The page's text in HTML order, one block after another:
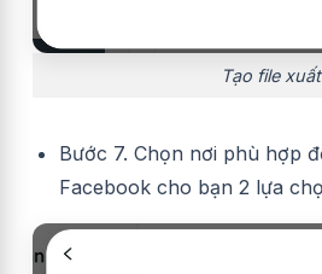
Tạo file xuất
Bước 7. Chọn nơi phù hợp
Facebook cho bạn 2 lựa